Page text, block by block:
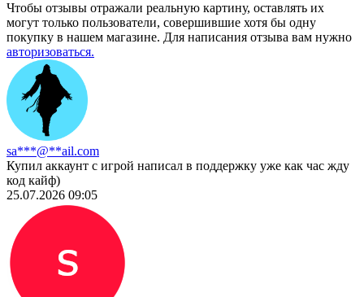
Чтобы отзывы отражали реальную картину, оставлять их
могут только пользователи, совершившие хотя бы одну
покупку в нашем магазине. Для написания отзыва вам нужно
авторизоваться.
sa***@**ail.com
Купил аккаунт с игрой написал в поддержку уже как час жду
код кайф)
25.07.2026 09:05